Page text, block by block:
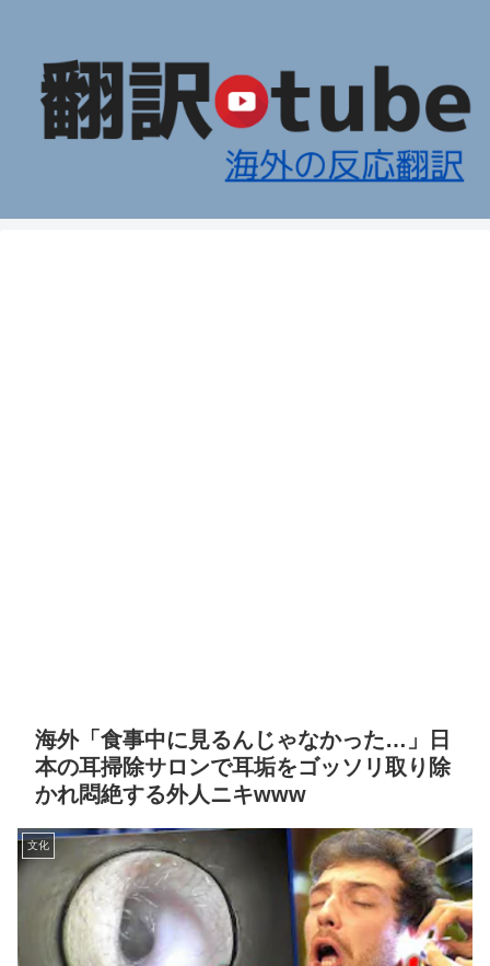
海外「食事中に見るんじゃなかった…」日
本の耳掃除サロンで耳垢をゴッソリ取り除
かれ悶絶する外人ニキwww
文化